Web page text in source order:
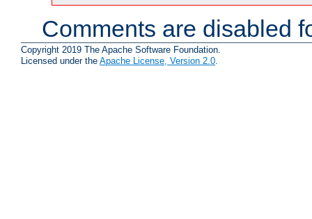
Comments are disabled
Copyright 2019 The Apache Software Foundation.
Licensed under the Apache License, Version 2.0.